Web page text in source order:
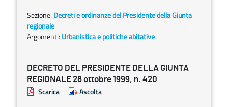
Sezione: Decreti e ordinanze del Presidente della Giunta
regionale
Argomenti: Urbanistica e politiche abitative
DECRETO DEL PRESIDENTE DELLA GIUNTA
REGIONALE 28 ottobre 1999, n. 420
Scarica Ascolta